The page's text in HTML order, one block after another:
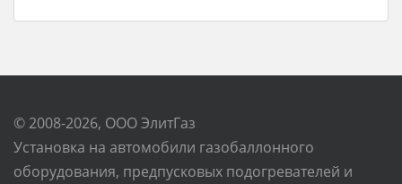
© 2008-2026, ООО ЭлитГаз
Установка на автомобили газобаллонного
оборудования, предпусковых подогревателей и